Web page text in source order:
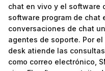
chat en vivo y el software
software program de chat
conversaciones de chat
agentes de soporte. Por
desk atiende las
como correo electrónico,